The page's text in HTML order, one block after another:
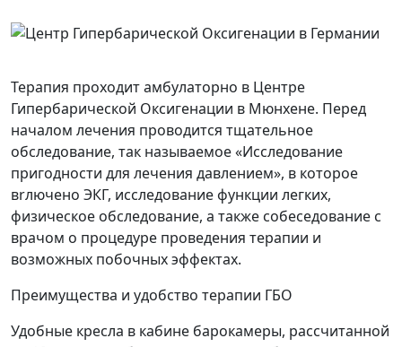
Терапия проходит амбулаторно в Центре
Гипербарической Оксигенации в Мюнхене. Перед
началом лечения проводится тщательное
обследование, так называемое «Исследование
пригодности для лечения давлением», в которое
вrлючено ЭКГ, исследование функции легких,
физическое обследование, а также собеседование с
врачом о процедуре проведения терапии и
возможных побочных эффектах.
Преимущества и удобство терапии ГБО
Удобные кресла в кабине барокамеры, рассчитанной